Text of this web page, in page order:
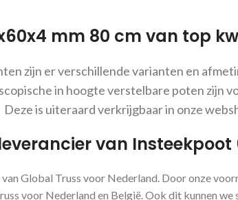
mm 80 cm van top
zijn er verschillende varianten en
in hoogte verstelbare poten zijn
is uiteraard verkrijgbaar in onze
van Insteekpoot
Global Truss voor Nederland. Door onze
voor Nederland en België. Ook dit kunnen